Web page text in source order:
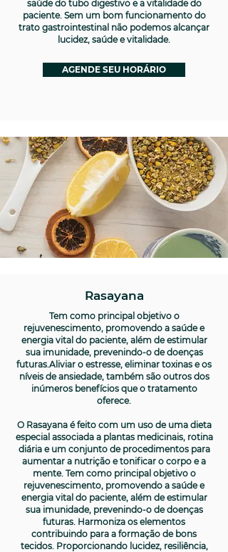
saúde do tubo digestivo e a vitalidade do
paciente. Sem um bom funcionamento do
trato gastrointestinal não podemos alcançar
lucidez, saúde e vitalidade.
AGENDE SEU HORÁRIO
Rasayana
Tem como principal objetivo o
rejuvenescimento, promovendo a saúde e
energia vital do paciente, além de estimular
sua imunidade, prevenindo-o de doenças
futuras.Aliviar o estresse, eliminar toxinas e os
níveis de ansiedade, também são outros dos
inúmeros benefícios que o tratamento
oferece.
O Rasayana é feito com um uso de uma dieta
especial associada a plantas medicinais, rotina
diária e um conjunto de procedimentos para
aumentar a nutrição e tonificar o corpo e a
mente. Tem como principal objetivo o
rejuvenescimento, promovendo a saúde e
energia vital do paciente, além de estimular
sua imunidade, prevenindo-o de doenças
futuras. Harmoniza os elementos
contribuindo para a formação de bons
tecidos. Proporcionando lucidez, resiliência,